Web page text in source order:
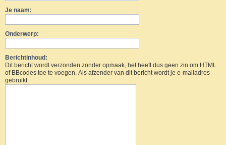
Je naam:
Onderwerp:
Berichtinhoud:
Dit bericht wordt verzonden zonder opmaak, het heeft dus geen zin om HTML
of BBcodes toe te voegen. Als afzender van dit bericht wordt je e-mailadres
gebruikt.